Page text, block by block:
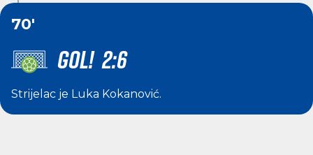
70'
GOL! 2:6
Strijelac je Luka Kokanović.